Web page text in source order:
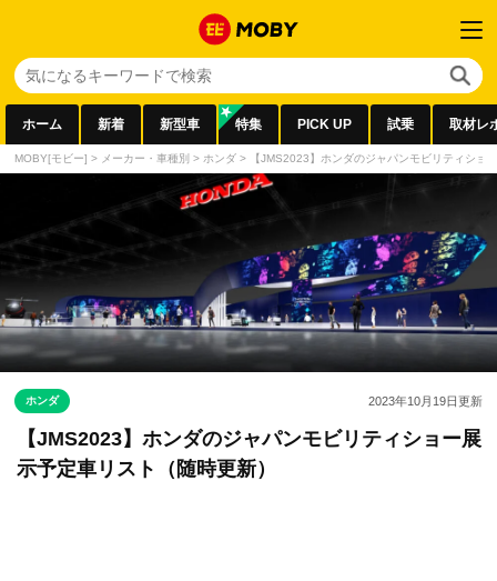
ホーム 新着 新型車 特集 PICK UP 試乗 取材レ
MOBY[モビー] > メーカー・車種別 > ホンダ > 【JMS2023】ホンダのジャパンモビリティショ
ホンダ 2023年10月19日更新
【JMS2023】ホンダのジャパンモビリティショー展
示予定車リスト（随時更新）